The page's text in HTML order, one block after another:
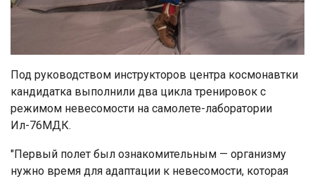
Под руководством инструкторов центра космонавтки
кандидатка выполнили два цикла тренировок с
режимом невесомости на самолете-лаборатории
Ил-76МДК.
"Первый полет был ознакомительным — организму
нужно время для адаптации к невесомости, которая